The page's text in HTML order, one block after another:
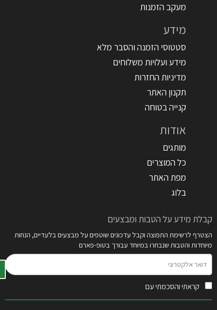
מעקב הזמנות
מידע
סטטוסי הזמנה והסבר מלא
מידע ועלויות משלוחים
מדיניות החזרות
תקנון האתר
קנייה בטוחה
אודות
מותגים
כל המוצרים
מפת האתר
בלוג
קבלת מידע על הטבות ומבצעים
הצטרף לרשימת התפוצה וקבל עדכונים שוטפים על מבצעים בלעדיים, הנחות
מיוחדות והטבות שנבחרו במיוחד עבורך בטופ-פארם
אלקטרוני
קראתי והסכמתי עם